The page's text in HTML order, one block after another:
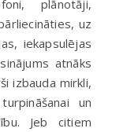
plānotāji,
uz
iekapsulējas
atnāks
izbauda mirkli,
un
Jeb citiem